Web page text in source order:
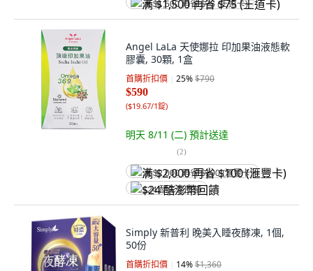
满 $1,500 再省 $75 (王道卡)
Angel LaLa 天使娜拉 印加果油液態軟
膠囊, 30顆, 1盒
首購折扣價 25%$790
$590
($19.67/1錠)
明天 8/11 (二) 預計送達
(2)
满 $2,000 再省 $100 (滙豐卡)
$24 酷澎幣回饋
Simply 新普利 晚美入睡夜酵凍, 1個,
50份
首購折扣價 14%$1,360